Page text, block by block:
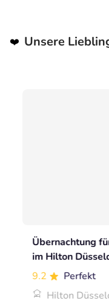
❤️ Unsere
Übernachtung
im Hilton
9.2
Perfekt
Hilton